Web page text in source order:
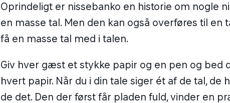
Oprindeligt er nissebanko en historie om nogle
en masse tal. Men den kan også overføres til en
få en masse tal med i talen.
Giv hver gæst et stykke papir og en pen og bed
hvert papir. Når du i din tale siger ét af de tal, de
de det. Den der først får pladen fuld, vinder en